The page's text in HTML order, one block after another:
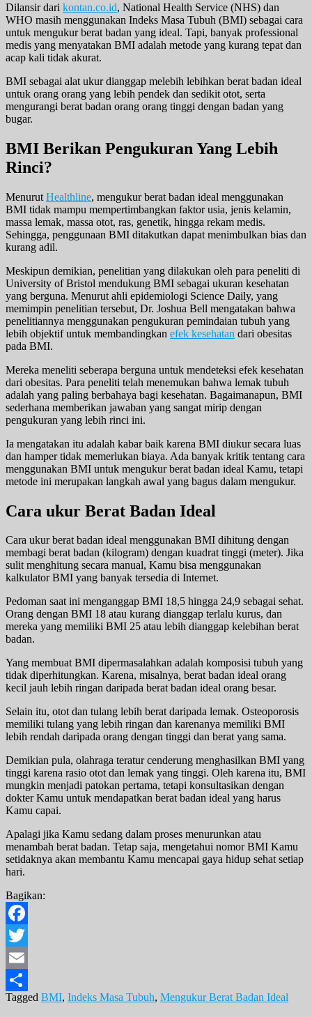
Dilansir dari kontan.co.id, National Health Service (NHS) dan
WHO masih menggunakan Indeks Masa Tubuh (BMI) sebagai cara
untuk mengukur berat badan yang ideal. Tapi, banyak professional
medis yang menyatakan BMI adalah metode yang kurang tepat dan
acap kali tidak akurat.
BMI sebagai alat ukur dianggap melebih lebihkan berat badan ideal
untuk orang orang yang lebih pendek dan sedikit otot, serta
mengurangi berat badan orang orang tinggi dengan badan yang
bugar.
BMI Berikan Pengukuran Yang Lebih
Rinci?
Menurut Healthline, mengukur berat badan ideal menggunakan
BMI tidak mampu mempertimbangkan faktor usia, jenis kelamin,
massa lemak, massa otot, ras, genetik, hingga rekam medis.
Sehingga, penggunaan BMI ditakutkan dapat menimbulkan bias dan
kurang adil.
Meskipun demikian, penelitian yang dilakukan oleh para peneliti di
University of Bristol mendukung BMI sebagai ukuran kesehatan
yang berguna. Menurut ahli epidemiologi Science Daily, yang
memimpin penelitian tersebut, Dr. Joshua Bell mengatakan bahwa
penelitiannya menggunakan pengukuran pemindaian tubuh yang
lebih objektif untuk membandingkan efek kesehatan dari obesitas
pada BMI.
Mereka meneliti seberapa berguna untuk mendeteksi efek kesehatan
dari obesitas. Para peneliti telah menemukan bahwa lemak tubuh
adalah yang paling berbahaya bagi kesehatan. Bagaimanapun, BMI
sederhana memberikan jawaban yang sangat mirip dengan
pengukuran yang lebih rinci ini.
Ia mengatakan itu adalah kabar baik karena BMI diukur secara luas
dan hamper tidak memerlukan biaya. Ada banyak kritik tentang cara
menggunakan BMI untuk mengukur berat badan ideal Kamu, tetapi
metode ini merupakan langkah awal yang bagus dalam mengukur.
Cara ukur Berat Badan Ideal
Cara ukur berat badan ideal menggunakan BMI dihitung dengan
membagi berat badan (kilogram) dengan kuadrat tinggi (meter). Jika
sulit menghitung secara manual, Kamu bisa menggunakan
kalkulator BMI yang banyak tersedia di Internet.
Pedoman saat ini menganggap BMI 18,5 hingga 24,9 sebagai sehat.
Orang dengan BMI 18 atau kurang dianggap terlalu kurus, dan
mereka yang memiliki BMI 25 atau lebih dianggap kelebihan berat
badan.
Yang membuat BMI dipermasalahkan adalah komposisi tubuh yang
tidak diperhitungkan. Karena, misalnya, berat badan ideal orang
kecil jauh lebih ringan daripada berat badan ideal orang besar.
Selain itu, otot dan tulang lebih berat daripada lemak. Osteoporosis
memiliki tulang yang lebih ringan dan karenanya memiliki BMI
lebih rendah daripada orang dengan tinggi dan berat yang sama.
Demikian pula, olahraga teratur cenderung menghasilkan BMI yang
tinggi karena rasio otot dan lemak yang tinggi. Oleh karena itu, BMI
mungkin menjadi patokan pertama, tetapi konsultasikan dengan
dokter Kamu untuk mendapatkan berat badan ideal yang harus
Kamu capai.
Apalagi jika Kamu sedang dalam proses menurunkan atau
menambah berat badan. Tetap saja, mengetahui nomor BMI Kamu
setidaknya akan membantu Kamu mencapai gaya hidup sehat setiap
hari.
Bagikan:
Facebook
Twitter
Email
Share
Tagged BMI, Indeks Masa Tubuh, Mengukur Berat Badan Ideal